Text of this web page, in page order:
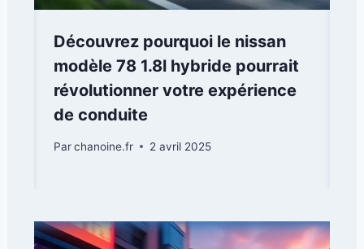
Découvrez pourquoi le nissan
modèle 78 1.8l hybride pourrait
révolutionner votre expérience
de conduite
Parchanoine.fr 2 avril 2025